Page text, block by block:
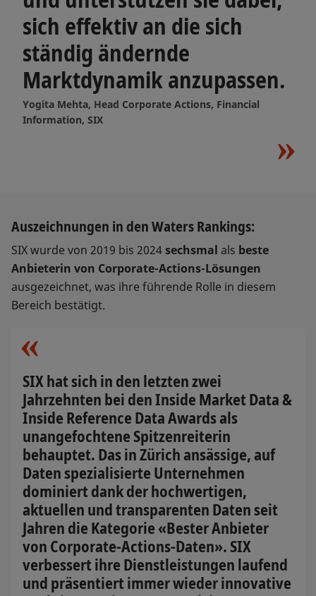
sich effektiv an die sich
ständig ändernde
Marktdynamik anzupassen.
Yogita Mehta, Head Corporate Actions, Financial
Information, SIX
Auszeichnungen in den Waters Rankings:
SIX wurde von 2019 bis 2024sechsmal als beste
Anbieterin von Corporate-Actions-Lösungen
ausgezeichnet, was ihre führende Rolle in diesem
Bereich bestätigt.
SIX hat sich in den letzten zwei
Jahrzehnten bei den Inside Market Data &
Inside Reference Data Awards als
unangefochtene Spitzenreiterin
behauptet. Das in Zürich ansässige, auf
Daten spezialisierte Unternehmen
dominiert dank der hochwertigen,
aktuellen und transparenten Daten seit
Jahren die Kategorie «Bester Anbieter
von Corporate-Actions-Daten». SIX
verbessert ihre Dienstleistungen laufend
und präsentiert immer wieder innovative